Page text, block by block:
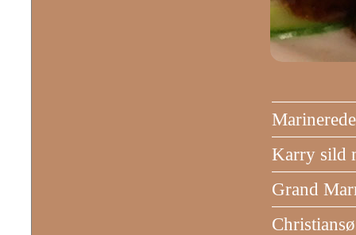
Karry sild
Grand